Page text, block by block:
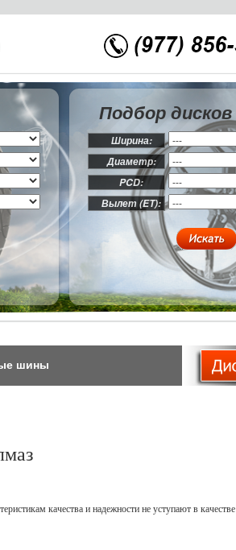
Подбор дисков
Ширина:
Диаметр:
PCD:
Вылет (ET):
шины
качества и надежности не уступают в качестве